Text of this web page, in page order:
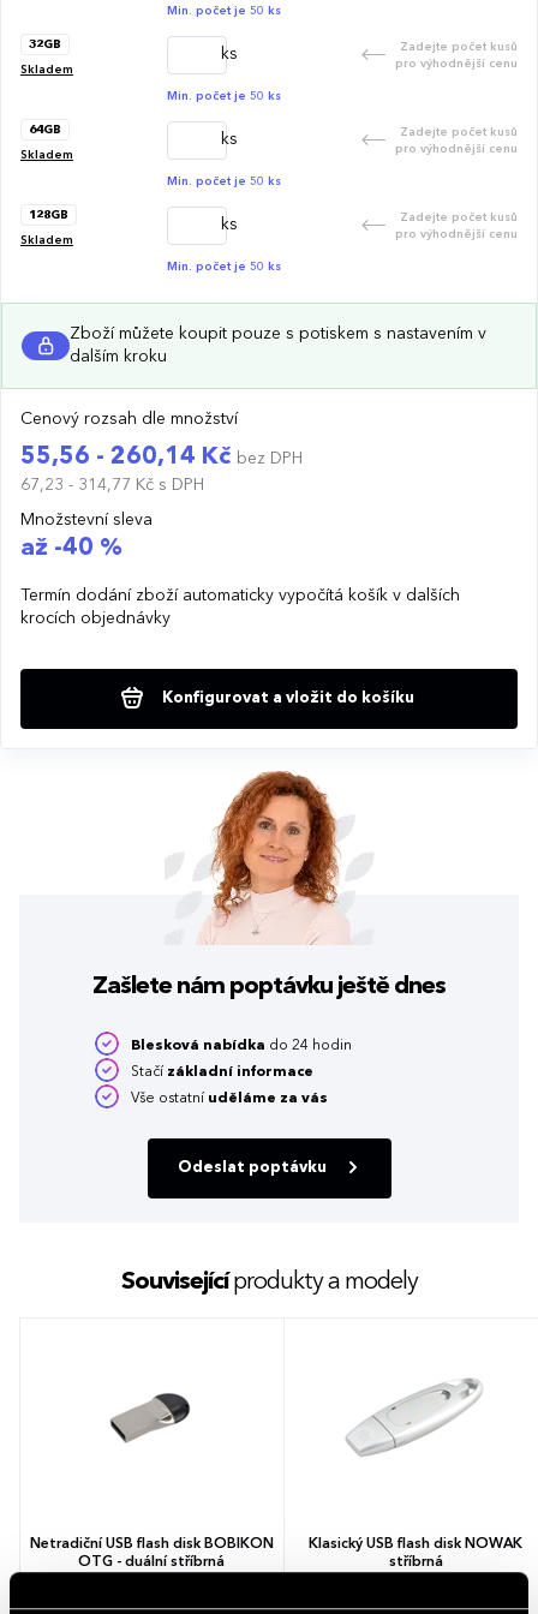
Min. počet je 50 ks
32GB
Skladem
ks
Zadejte počet kusů
pro výhodnější cenu
Min. počet je 50 ks
64GB
Skladem
ks
Zadejte počet kusů
pro výhodnější cenu
Min. počet je 50 ks
128GB
Skladem
ks
Zadejte počet kusů
pro výhodnější cenu
Min. počet je 50 ks
Zboží můžete koupit pouze s potiskem s nastavením v
dalším kroku
Cenový rozsah dle množství
55,56 - 260,14 Kč bez DPH
67,23 - 314,77 Kč s DPH
Množstevní sleva
až -40 %
Termín dodání zboží automaticky vypočítá košík v dalších
krocích objednávky
Konfigurovat a vložit do košíku
Zašlete nám poptávku ještě dnes
Blesková nabídka do 24 hodin
Stačí základní informace
Vše ostatní uděláme za vás
Odeslat poptávku
Souvisejícíprodukty a modely
Netradiční USB flash disk BOBIKON
OTG - duální stříbrná
1 barva
Klasický USB flash disk NOWAK
stříbrná
1 barva